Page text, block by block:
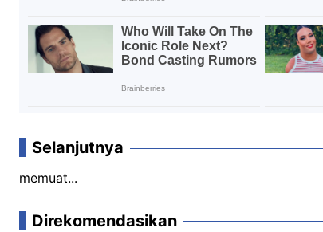
Selanjutnya
memuat...
Direkomendasikan